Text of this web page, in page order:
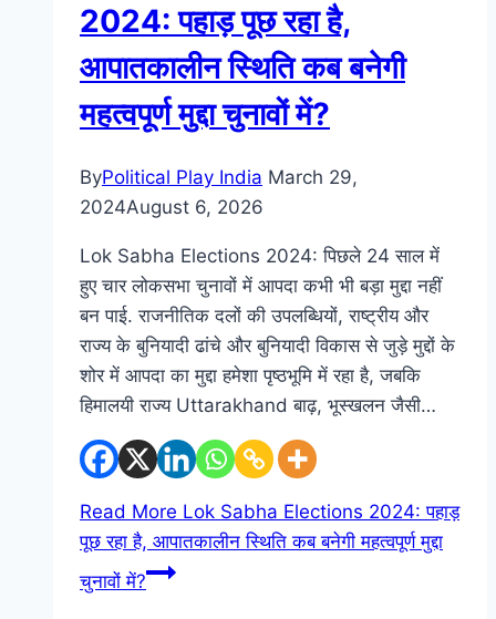
2024: पहाड़ पूछ रहा है,
आपातकालीन स्थिति कब बनेगी
महत्वपूर्ण मुद्दा चुनावों में?
ByPolitical Play India March 29,
2024August 6, 2026
Lok Sabha Elections 2024: पिछले 24 साल में
हुए चार लोकसभा चुनावों में आपदा कभी भी बड़ा मुद्दा नहीं
बन पाई. राजनीतिक दलों की उपलब्धियों, राष्ट्रीय और
राज्य के बुनियादी ढांचे और बुनियादी विकास से जुड़े मुद्दों के
शोर में आपदा का मुद्दा हमेशा पृष्ठभूमि में रहा है, जबकि
हिमालयी राज्य Uttarakhand बाढ़, भूस्खलन जैसी…
Read More Lok Sabha Elections 2024: पहाड़
पूछ रहा है, आपातकालीन स्थिति कब बनेगी महत्वपूर्ण मुद्दा
चुनावों में?